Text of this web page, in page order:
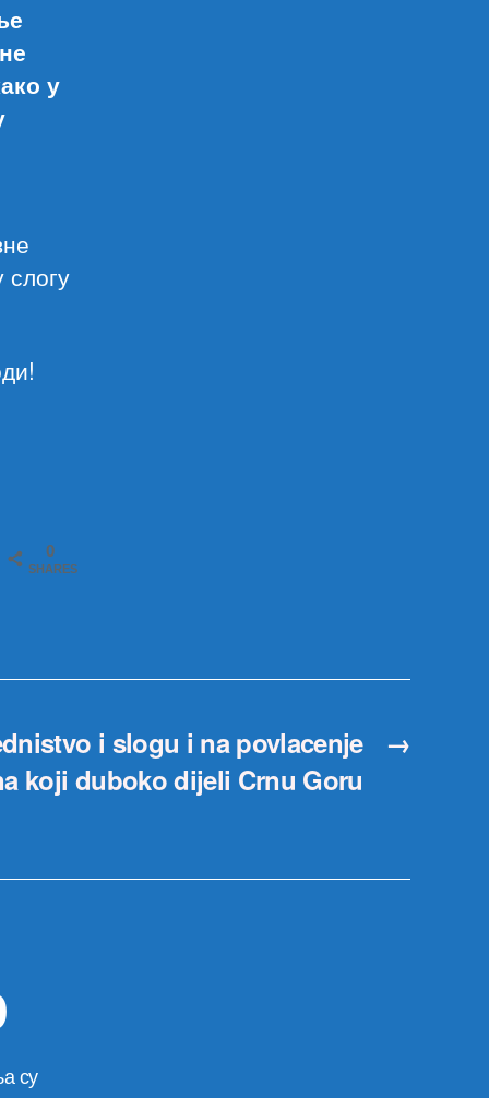
у
0
SHARES
→
i slogu i na povlacenje
koji duboko dijeli Crnu Goru
су